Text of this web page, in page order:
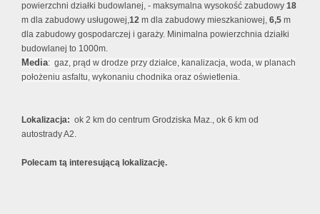
powierzchni działki budowlanej, - maksymalna wysokość zabudowy 18
m dla zabudowy usługowej,12 m dla zabudowy mieszkaniowej, 6,5 m
dla zabudowy gospodarczej i garaży. Minimalna powierzchnia działki
budowlanej to 1000m.
Media: gaz, prąd w drodze przy działce, kanalizacja, woda, w planach
położeniu asfaltu, wykonaniu chodnika oraz oświetlenia.
Lokalizacja: ok 2 km do centrum Grodziska Maz., ok 6 km od
autostrady A2.
Polecam tą interesującą lokalizację.